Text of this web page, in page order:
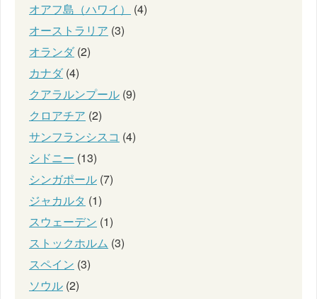
オアフ島（ハワイ）
(4)
オーストラリア (3)
オランダ(2)
カナダ(4)
クアラルンプール (9)
クロアチア (2)
サンフランシスコ (4)
シドニー (13)
シンガポール (7)
ジャカルタ (1)
スウェーデン (1)
ストックホルム (3)
スペイン (3)
ソウル (2)